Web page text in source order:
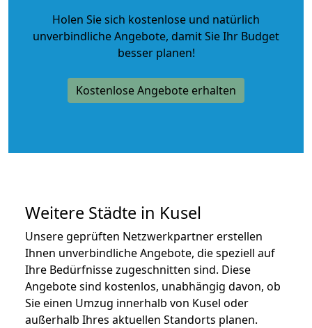
Holen Sie sich kostenlose und natürlich
unverbindliche Angebote, damit Sie Ihr Budget
besser planen!
Kostenlose Angebote erhalten
Weitere Städte in Kusel
Unsere geprüften Netzwerkpartner erstellen
Ihnen unverbindliche Angebote, die speziell auf
Ihre Bedürfnisse zugeschnitten sind. Diese
Angebote sind kostenlos, unabhängig davon, ob
Sie einen Umzug innerhalb von Kusel oder
außerhalb Ihres aktuellen Standorts planen.